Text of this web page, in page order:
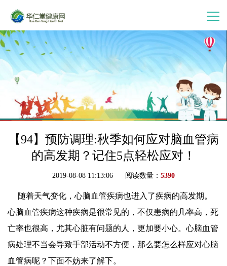
首 页
走进华仁堂
连锁加盟
案例分享
会员中心
【94】预防调理:秋季如何应对脑血管病
的高发期？记住5点轻松应对！
2019-08-08 11:13:06 阅读数量： 5390
随着天气变化，心脑血管疾病也进入了疾病的高发期。
心脑血管疾病这种疾病是很常见的，不仅患病的几率高，死
亡率也很高，尤其心脏有问题的人，更加要小心。心脑血管
病处理不当会导致手部活动不方便，那么要怎么样应对心脑
血管病呢？下面不妨来了解下。